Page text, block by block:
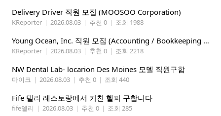
Delivery Driver 직원 모집 (MOOSOO Corporation)
KReporter | 2026.08.03 | 추천 0 | 조회 1988
Young Ocean, Inc. 직원 모집 (Accounting / Bookkeeping 분야)
KReporter | 2026.08.03 | 추천 0 | 조회 2218
NW Dental Lab- locarion Des Moines 모델 직원구함
마이크 | 2026.08.03 | 추천 0 | 조회 440
Fife 델리 레스토랑에서 키친 헬퍼 구합니다
fife델리 | 2026.08.03 | 추천 0 | 조회 285